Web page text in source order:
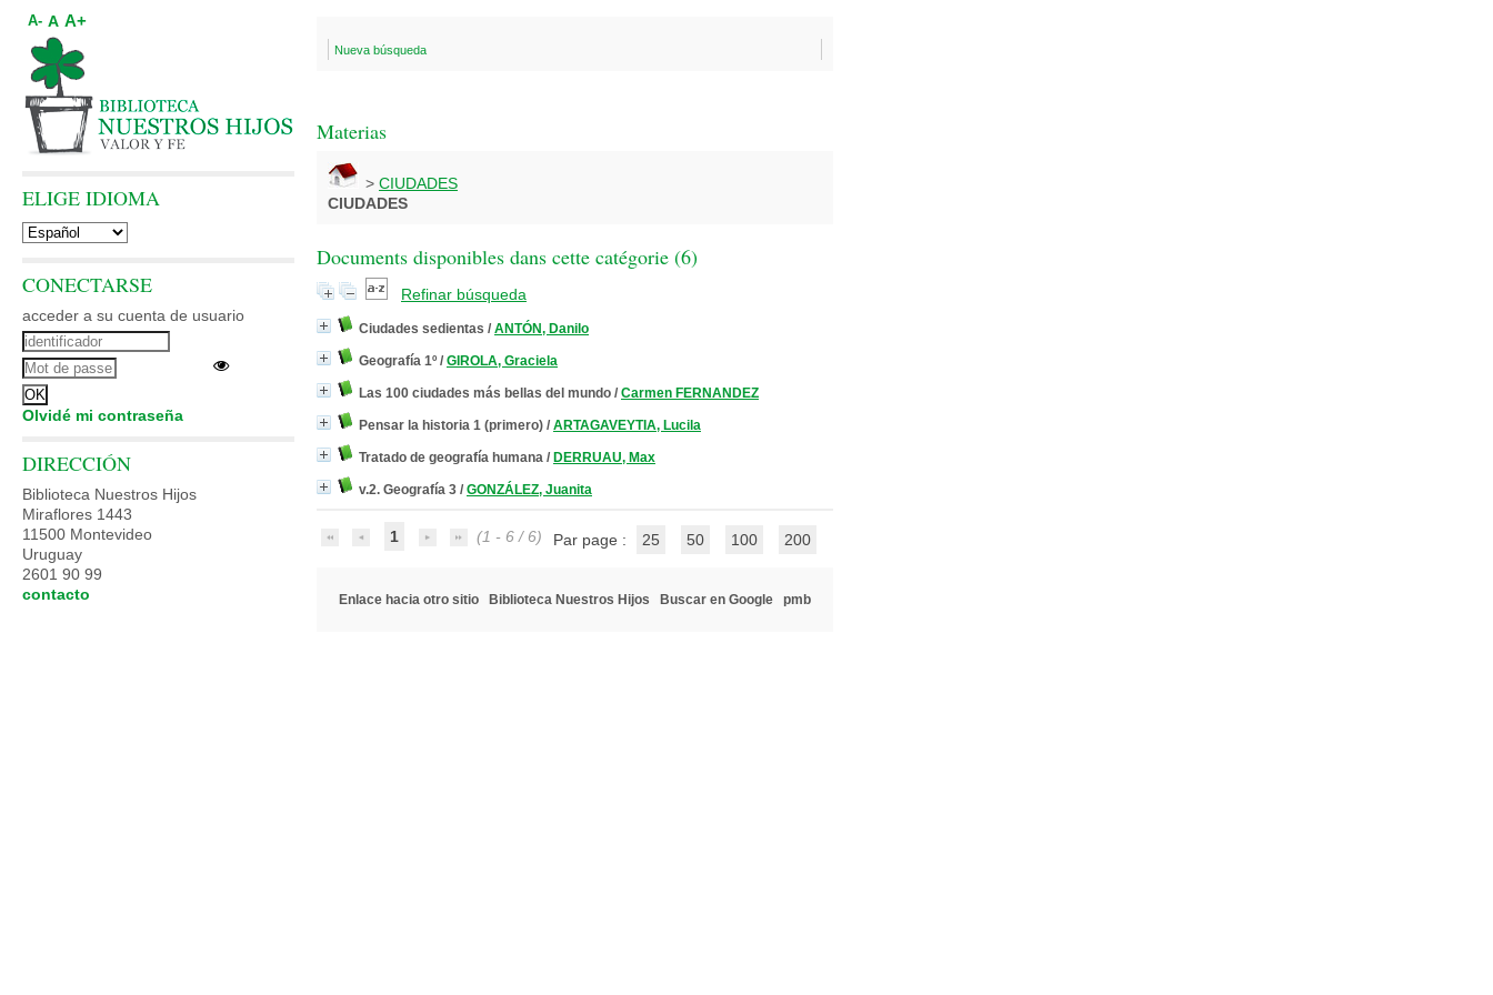
Nueva búsqueda
Materias
> CIUDADES
CIUDADES
Documents disponibles dans cette catégorie (6)
Refinar búsqueda
Ciudades sedientas / ANTÓN, Danilo
Geografía 1º/ GIROLA, Graciela
Las 100 ciudades más bellas del mundo / Carmen FERNANDEZ
Pensar la historia 1 (primero) / ARTAGAVEYTIA, Lucila
Tratado de geografía humana / DERRUAU, Max
v.2. Geografía 3 / GONZÁLEZ, Juanita
1 (1 - 6 / 6) Par page : 25 50 100 200
Enlace hacia otro sitio Biblioteca Nuestros Hijos Buscar en Google pmb
A- A A+
ELIGE IDIOMA
CONECTARSE
acceder a su cuenta de usuario
Olvidé mi contraseña
DIRECCIÓN
Biblioteca Nuestros Hijos
Miraflores 1443
11500 Montevideo
Uruguay
2601 90 99
contacto